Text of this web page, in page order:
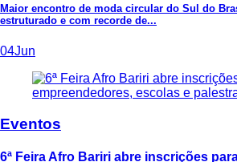
Maior encontro de moda circular do Sul do
estruturado e com recorde de...
04Jun
Eventos
6ª Feira Afro Bariri abre inscrições